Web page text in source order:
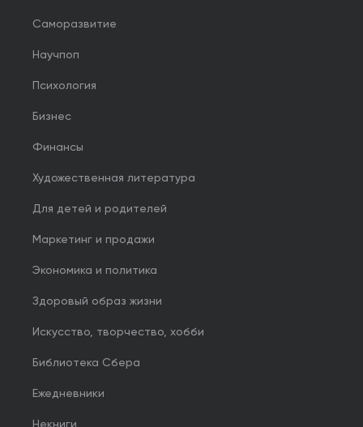
Саморазвитие
Научпоп
Психология
Бизнес
Финансы
Художественная литература
Для детей и родителей
Маркетинг и продажи
Экономика и политика
Здоровый образ жизни
Искусство, творчество, хобби
Библиотека Сбера
Ежедневники
Некниги